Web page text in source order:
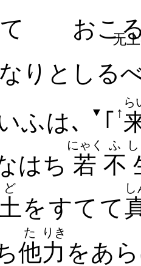
て おこ 无
なり​と​しる​
ふは､ ▼ ｢ ↑
ら
はち 若
にゃく
不
ふ
を​すて​て
し
他
た
力
りき
を​あ